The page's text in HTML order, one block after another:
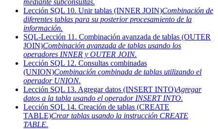
mediante subconsultas.
Lección SQL 10. Unir tablas (INNER JOIN)Combinación de
diferentes tablas para su posterior procesamiento de la
información.
SQL-Lección 11. Combinación avanzada de tablas (OUTER
JOIN)Combinación avanzada de tablas usando los
operadores INNER y OUTER JOIN.
Lección SQL 12. Consultas combinadas
(UNION)Combinación combinada de tablas utilizando el
operador UNION.
Lección SQL 13. Agregar datos (INSERT INTO)Agregar
datos a la tabla usando el operador INSERT INTO.
Lección SQL 14. Creación de tablas (CREATE
TABLE)Crear tablas usando la instrucción CREATE
TABLE.